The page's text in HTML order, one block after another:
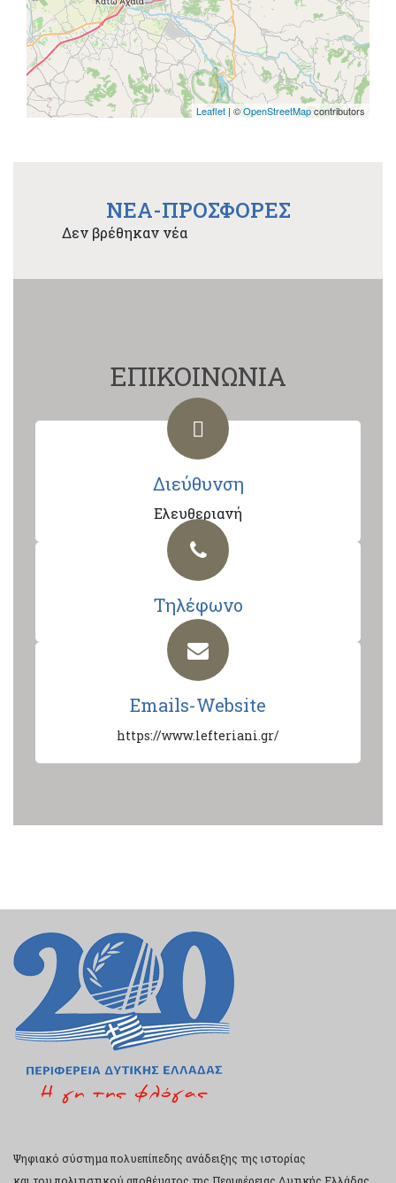
Leaflet | ©OpenStreetMapcontributors
NEA-ΠΡΟΣΦΟΡΕΣ
Δεν βρέθηκαν νέα
ΕΠΙΚΟΙΝΩΝΙΑ
Διεύθυνση
Ελευθεριανή
Τηλέφωνο
Emails-Website
https://www.lefteriani.gr/
Ψηφιακό σύστημα πολυεπίπεδης ανάδειξης της ιστορίας